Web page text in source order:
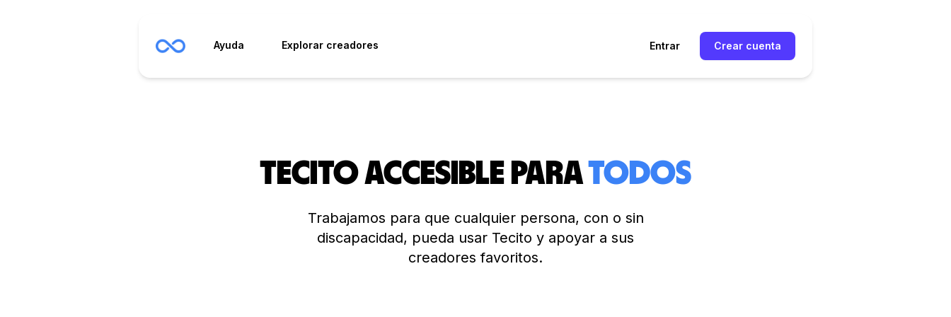
Ayuda Explorar creadores Entrar Crear cuenta
Tecito accesible paratodos
Trabajamos para que cualquier persona, con o sin
discapacidad, pueda usar Tecito y apoyar a sus
creadores favoritos.